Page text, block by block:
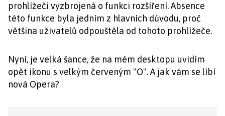
prohlížeči vyzbrojená o funkci rozšíření. Absence
této funkce byla jedním z hlavních důvodu, proč
většina uživatelů odpouštěla od tohoto prohlížeče.
Nyní, je velká šance, že na mém desktopu uvidím
opět ikonu s velkým červeným "O". A jak vám se líbí
nová Opera?